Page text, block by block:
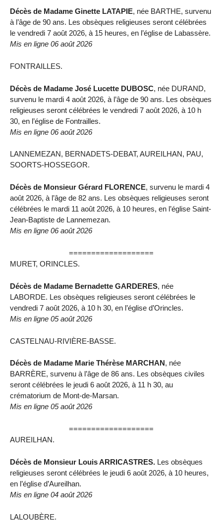
Décès de Madame Ginette LATAPIE, née BARTHE, survenu
à l’âge de 90 ans. Les obsèques religieuses seront célébrées
le vendredi 7 août 2026, à 15 heures, en l’église de Labassère.
Mis en ligne 06 août 2026
FONTRAILLES.
Décès de Madame José Lucette DUBOSC, née DURAND,
survenu le mardi 4 août 2026, à l’âge de 90 ans. Les obsèques
religieuses seront célébrées le vendredi 7 août 2026, à 10 h
30, en l’église de Fontrailles.
Mis en ligne 06 août 2026
LANNEMEZAN, BERNADETS-DEBAT, AUREILHAN, PAU,
SOORTS-HOSSEGOR.
Décès de Monsieur Gérard FLORENCE, survenu le mardi 4
août 2026, à l’âge de 82 ans. Les obsèques religieuses seront
célébrées le mardi 11 août 2026, à 10 heures, en l’église Saint-
Jean-Baptiste de Lannemezan.
Mis en ligne 06 août 2026
===================
MURET, ORINCLES.
Décès de Madame Bernadette GARDERES, née
LABORDE. Les obsèques religieuses seront célébrées le
vendredi 7 août 2026, à 10 h 30, en l’église d’Orincles.
Mis en ligne 05 août 2026
CASTELNAU-RIVIÈRE-BASSE.
Décès de Madame Marie Thérèse MARCHAN, née
BARRÈRE, survenu à l’âge de 86 ans. Les obsèques civiles
seront célébrées le jeudi 6 août 2026, à 11 h 30, au
crématorium de Mont-de-Marsan.
Mis en ligne 05 août 2026
===================
AUREILHAN.
Décès de Monsieur Louis ARRICASTRES. Les obsèques
religieuses seront célébrées le jeudi 6 août 2026, à 10 heures,
en l’église d’Aureilhan.
Mis en ligne 04 août 2026
LALOUBÈRE.